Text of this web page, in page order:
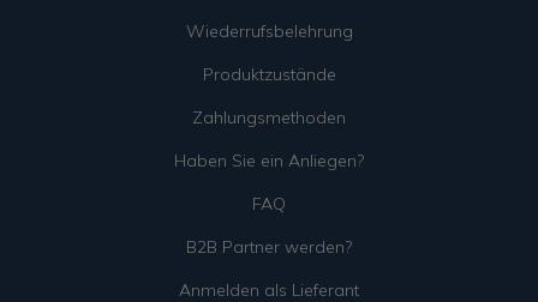
Wiederrufsbelehrung
Produktzustände
Zahlungsmethoden
Haben Sie ein Anliegen?
FAQ
B2B Partner werden?
Anmelden als Lieferant